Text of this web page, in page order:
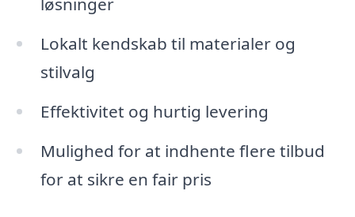
Lokalt kendskab til materialer og
stilvalg
Effektivitet og hurtig levering
Mulighed for at indhente flere tilbud
for at sikre en fair pris